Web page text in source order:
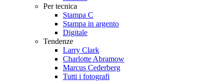
Per tecnica
Stampa C
Stampa in argento
Digitale
Tendenze
Larry Clark
Charlotte Abramow
Marcus Cederberg
Tutti i fotografi